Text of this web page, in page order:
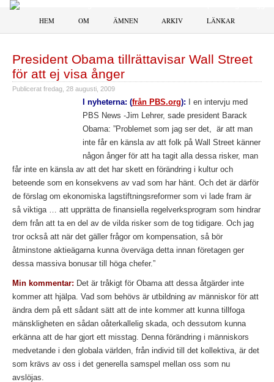
HEM OM ÄMNEN ARKIV LÄNKAR
President Obama tillrättavisar Wall Street
för att ej visa ånger
Publicerat fredag, 28 augusti, 2009
I nyheterna: (från PBS.org): I en intervju med
PBS News -Jim Lehrer, sade president Barack
Obama: ”Problemet som jag ser det, är att man
inte får en känsla av att folk på Wall Street känner
någon ånger för att ha tagit alla dessa risker, man
får inte en känsla av att det har skett en förändring i kultur och
beteende som en konsekvens av vad som har hänt. Och det är därför
de förslag om ekonomiska lagstiftningsreformer som vi lade fram är
så viktiga … att upprätta de finansiella regelverksprogram som hindrar
dem från att ta en del av de vilda risker som de tog tidigare. Och jag
tror också att när det gäller frågor om kompensation, så bör
åtminstone aktieägarna kunna överväga detta innan företagen ger
dessa massiva bonusar till höga chefer.”
Min kommentar: Det är tråkigt för Obama att dessa åtgärder inte
kommer att hjälpa. Vad som behövs är utbildning av människor för att
ändra dem på ett sådant sätt att de inte kommer att kunna tillfoga
mänskligheten en sådan oåterkallelig skada, och dessutom kunna
erkänna att de har gjort ett misstag. Denna förändring i människors
medvetande i den globala världen, från individ till det kollektiva, är det
som krävs av oss i det generella samspel mellan oss som nu
avslöjas.